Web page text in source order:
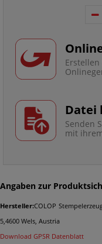
Datei
Senden
mit
Angaben zur
Hersteller:COLOP
5,4600 Wels, Austria
Download GPSR Datenblatt